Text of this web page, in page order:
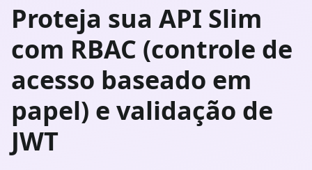
Proteja sua API Slim
com RBAC (controle de
acesso baseado em
papel) e validação de
JWT